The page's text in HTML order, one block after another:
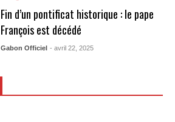
Fin d’un pontificat historique : le pape
François est décédé
Gabon Officiel - avril 22, 2025